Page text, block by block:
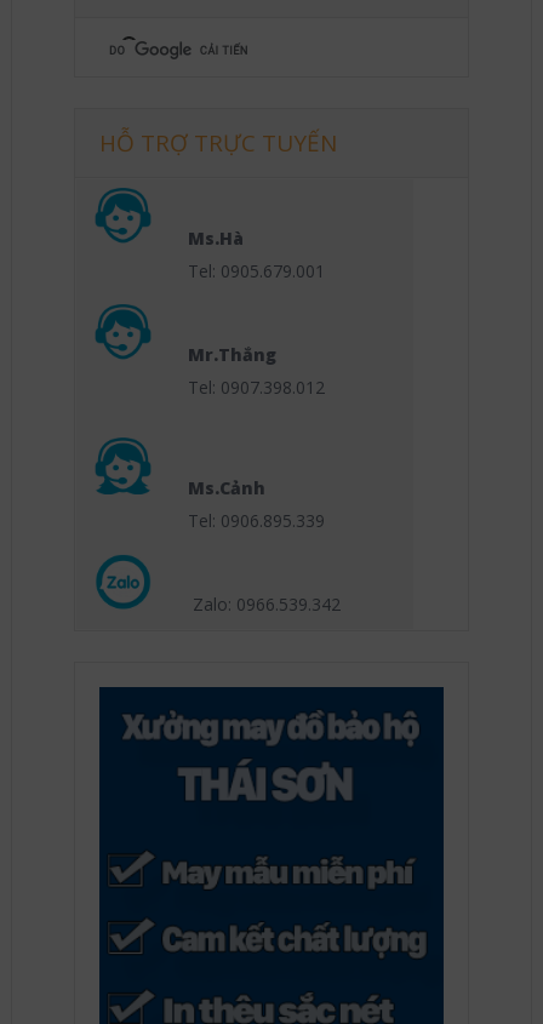
HỖ TRỢ TRỰC TUYẾN
Ms.Hà
Tel: 0905.679.001
Mr.Thắng
Tel: 0907.398.012
Ms.Cảnh
Tel: 0906.895.339
Zalo: 0966.539.342